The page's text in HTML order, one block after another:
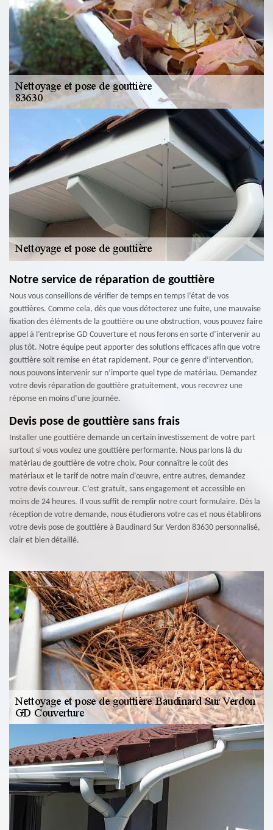
Notre service de réparation de gouttière
Nous vous conseillons de vérifier de temps en temps l’état de vos
gouttières. Comme cela, dès que vous détecterez une fuite, une mauvaise
fixation des éléments de la gouttière ou une obstruction, vous pouvez faire
appel à l’entreprise GD Couverture et nous ferons en sorte d’intervenir au
plus tôt. Notre équipe peut apporter des solutions efficaces afin que votre
gouttière soit remise en état rapidement. Pour ce genre d’intervention,
nous pouvons intervenir sur n’importe quel type de matériau. Demandez
votre devis réparation de gouttière gratuitement, vous recevrez une
réponse en moins d’une journée.
Devis pose de gouttière sans frais
Installer une gouttière demande un certain investissement de votre part
surtout si vous voulez une gouttière performante. Nous parlons là du
matériau de gouttière de votre choix. Pour connaître le coût des
matériaux et le tarif de notre main d’œuvre, entre autres, demandez
votre devis couvreur. C’est gratuit, sans engagement et accessible en
moins de 24 heures. Il vous suffit de remplir notre court formulaire. Dès la
réception de votre demande, nous étudierons votre cas et nous établirons
votre devis pose de gouttière à Baudinard Sur Verdon 83630 personnalisé,
clair et bien détaillé.